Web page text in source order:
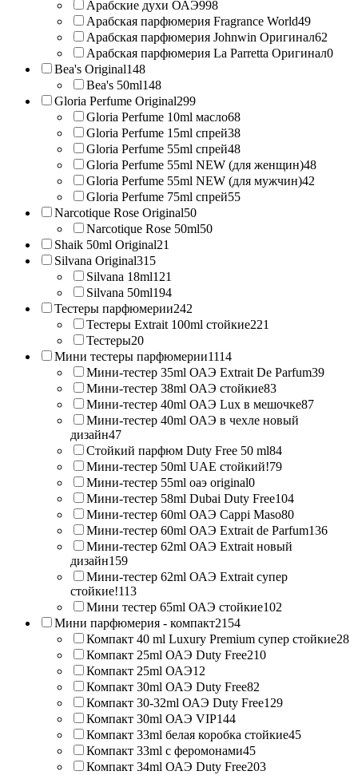
Арабские духи ОАЭ998
Арабская парфюмерия Fragrance World49
Арабская парфюмерия Johnwin Оригинал62
Арабская парфюмерия La Parretta Оригинал0
Bea's Original148
Bea's 50ml148
Gloria Perfume Original299
Gloria Perfume 10ml масло68
Gloria Perfume 15ml спрей38
Gloria Perfume 55ml спрей48
Gloria Perfume 55ml NEW (для женщин)48
Gloria Perfume 55ml NEW (для мужчин)42
Gloria Perfume 75ml спрей55
Narcotique Rose Original50
Narcotique Rose 50ml50
Shaik 50ml Original21
Silvana Original315
Silvana 18ml121
Silvana 50ml194
Тестеры парфюмерии242
Тестеры Extrait 100ml стойкие221
Тестеры20
Мини тестеры парфюмерии1114
Мини-тестер 35ml ОАЭ Extrait De Parfum39
Мини-тестер 38ml ОАЭ стойкие83
Мини-тестер 40ml ОАЭ Lux в мешочке87
Мини-тестер 40ml ОАЭ в чехле новый
дизайн47
Стойкий парфюм Duty Free 50 ml84
Мини-тестер 50ml UAE стойкий!79
Мини-тестер 55ml оаэ original0
Мини-тестер 58ml Dubai Duty Free104
Мини-тестер 60ml ОАЭ Cappi Maso80
Мини-тестер 60ml ОАЭ Extrait de Parfum136
Мини-тестер 62ml ОАЭ Extrait новый
дизайн159
Мини-тестер 62ml ОАЭ Extrait супер
стойкие!113
Мини тестер 65ml ОАЭ стойкие102
Мини парфюмерия - компакт2154
Компакт 40 ml Luxury Premium супер стойкие28
Компакт 25ml ОАЭ Duty Free210
Компакт 25ml ОАЭ12
Компакт 30ml ОАЭ Duty Free82
Компакт 30-32ml ОАЭ Duty Free129
Компакт 30ml ОАЭ VIP144
Компакт 33ml белая коробка стойкие45
Компакт 33ml с феромонами45
Компакт 34ml ОАЭ Duty Free203